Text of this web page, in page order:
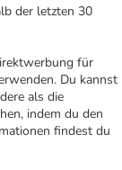
der letzten 30
für
Du kannst
als die
indem du den
findest du